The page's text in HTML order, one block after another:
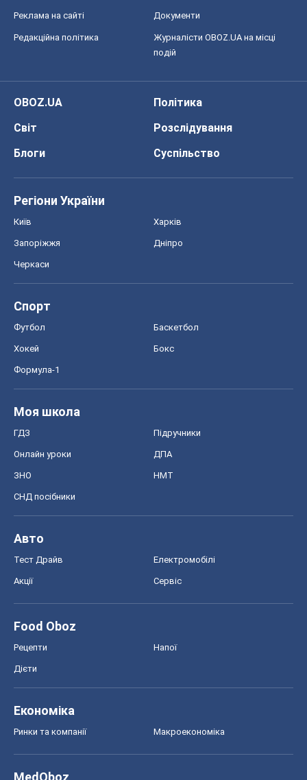
Реклама на сайті Документи
Редакційна політика
Журналісти OBOZ.UA на місці
подій
OBOZ.UA
Політика
Світ
Розслідування
Блоги
Суспільство
Регіони України
Київ Харків
Запоріжжя Дніпро
Черкаси
Спорт
Футбол Баскетбол
Хокей Бокс
Формула-1
Моя школа
ГДЗ Підручники
Онлайн уроки ДПА
ЗНО НМТ
СНД посібники
Авто
Тест Драйв Електромобілі
Акції Сервіс
Food Oboz
Рецепти Напої
Дієти
Економіка
Ринки та компанії Макроекономіка
MedOboz